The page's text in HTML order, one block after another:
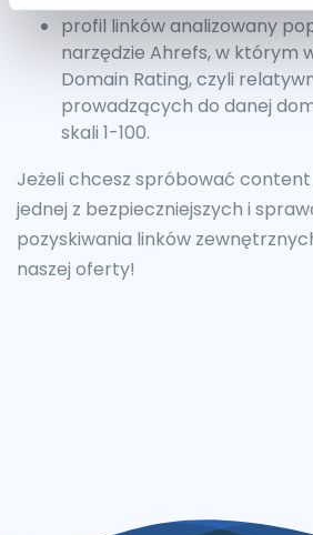
profil linków analizowany
narzędzie Ahrefs, w którym
Domain Rating, czyli
prowadzących do danej
skali 1-100.
Jeżeli chcesz spróbować
jednej z bezpieczniejszych i
pozyskiwania linków
naszej oferty!